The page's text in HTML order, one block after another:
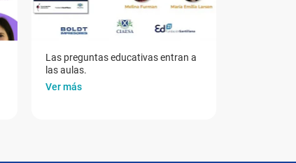
Las preguntas educativas entran a
las aulas.
Ver más